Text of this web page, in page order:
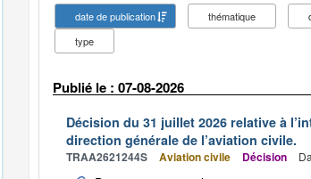
date de publication thématique
type
Publié le : 07-08-2026
Décision du 31 juillet 2026 relative à
direction générale de l’aviation civile.
TRAA2621244S Aviation civile Décision